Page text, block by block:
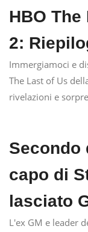
HBO
2:
Immergiamoci e
The Last of Us
rivelazioni e
Secondo
capo di
lasciato
L'ex GM e leader